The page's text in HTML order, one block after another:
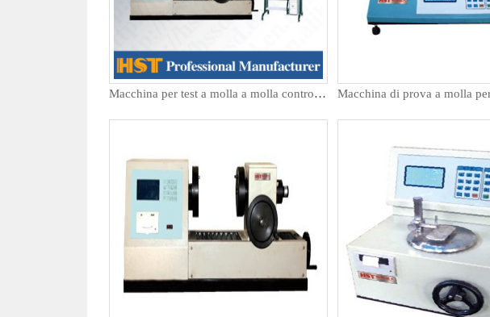
Macchina per test a molla a molla controllata da microcomputer orizzontale